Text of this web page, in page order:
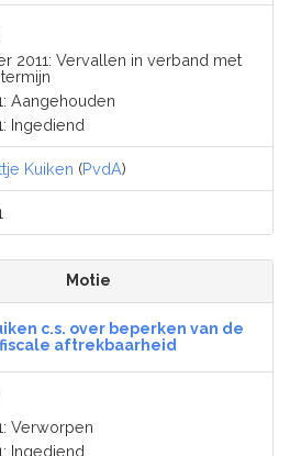
2011: Vervallen in verband met
Aangehouden
Ingediend
Kuiken (PvdA)
Motie
c.s. over beperken van de
fiscale aftrekbaarheid
Verworpen
Ingediend